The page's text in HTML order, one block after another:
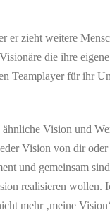
zieht weitere
die ihre
für ihr
Vision und
Vision von dir
und gemeinsam
realisieren wollen.
mehr ‚meine